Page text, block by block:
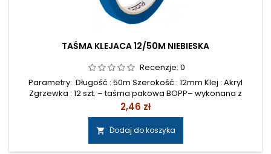
TAŚMA KLEJACA 12/50M NIEBIESKA
Recenzje: 0
Parametry: Długość : 50m Szerokość : 12mm Klej : Akryl
Zgrzewka : 12 szt. – taśma pakowa BOPP– wykonana z
polipropylenu– pokryta emulsyjnym klejem akrylowym–
przyczepna do większości powierzchni– odporna na
zrywanie– doskonała do zaklejania kartonów o szerokim
zakresie wag– przyjazna dla środowiska– nie zawiera
substancji trujących– stabilna substancja...
Cena
2,46 zł
 Dodaj do koszyka